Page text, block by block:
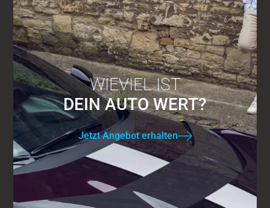
WIEVIEL IST
DEIN AUTO WERT?
Jetzt Angebot erhalten